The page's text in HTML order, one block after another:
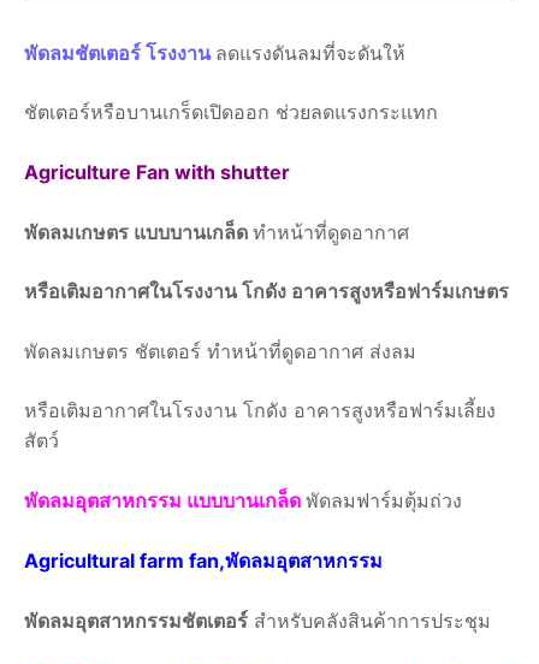
พัดลมชัตเตอร์ โรงงาน ลดแรงดันลมที่จะดันให้
ชัตเตอร์หรือบานเกร็ดเปิดออก ช่วยลดแรงกระแทก
Agriculture Fan with shutter
พัดลมเกษตร แบบบานเกล็ด ทำหน้าที่ดูดอากาศ
หรือเติมอากาศในโรงงาน โกดัง อาคารสูงหรือฟาร์มเกษตร
พัดลมเกษตร ชัตเตอร์ ทำหน้าที่ดูดอากาศ ส่งลม
หรือเติมอากาศในโรงงาน โกดัง อาคารสูงหรือฟาร์มเลี้ยง
สัตว์
พัดลมอุตสาหกรรม แบบบานเกล็ด พัดลมฟาร์มตุ้มถ่วง
Agricultural farm fan,พัดลมอุตสาหกรรม
พัดลมอุตสาหกรรมชัตเตอร์ สำหรับคลังสินค้าการประชุม